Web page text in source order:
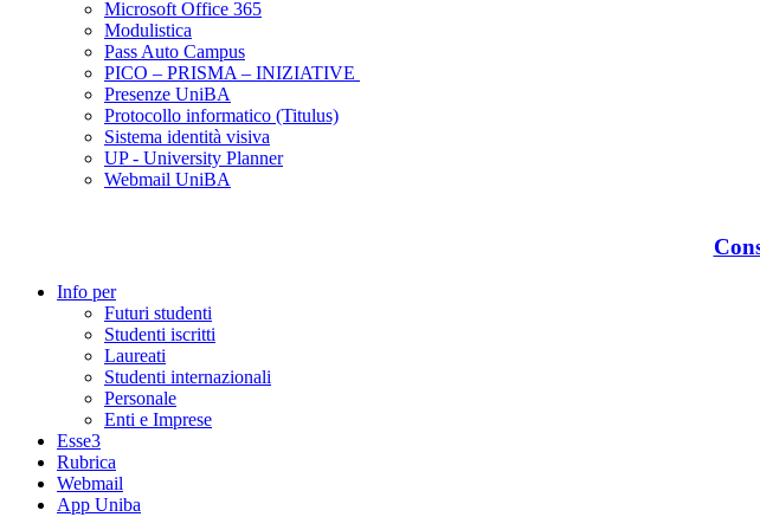
Microsoft Office 365
Modulistica
Pass Auto Campus
PICO – PRISMA – INIZIATIVE
Presenze UniBA
Protocollo informatico (Titulus)
Sistema identità visiva
UP - University Planner
Webmail UniBA
Info per
Futuri studenti
Studenti iscritti
Laureati
Studenti internazionali
Personale
Enti e Imprese
Esse3
Rubrica
Webmail
App Uniba